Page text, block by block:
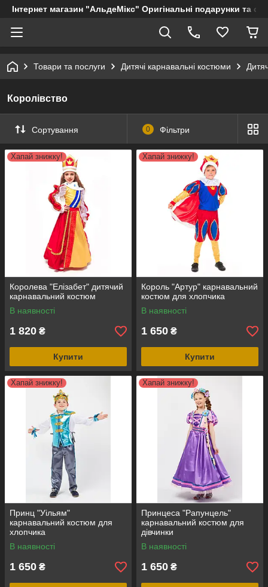
Інтернет магазин "АльдеМікс" Оригінальні подарунки та
Товари та послуги Дитячі карнавальні костюми
Королівство
Сортування 0 Фільтри
Хапай знижку!
Королева "Елізабет" дитячий
карнавальний костюм
В наявності
1 820 ₴
Купити
Хапай знижку!
Король "Артур" карнавальний
костюм для хлопчика
В наявності
1 650 ₴
Купити
Хапай знижку!
Принц "Уільям"
карнавальний костюм для
хлопчика
В наявності
1 650 ₴
Хапай знижку!
Принцеса "Рапунцель"
карнавальний костюм для
дівчинки
В наявності
1 650 ₴